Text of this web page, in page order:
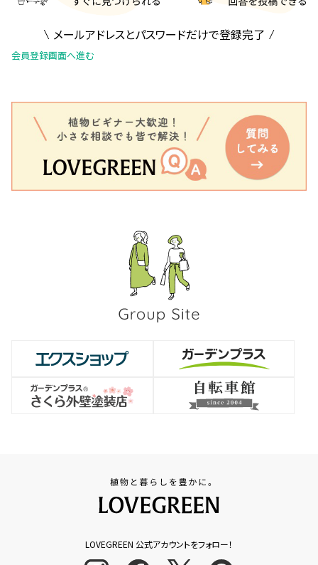
メールアドレスとパスワードだけで登録完了
会員登録画面へ進む
LOVEGREEN 公式アカウントをフォロー！